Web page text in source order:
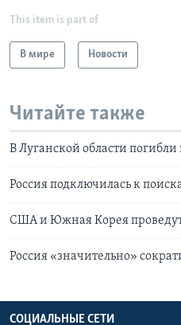
This item is part of
В мире Новости
Читайте также
В Луганской области
Россия подключилась к
США и Южная Корея
Россия «значительно»
СОЦИАЛЬНЫЕ СЕТИ